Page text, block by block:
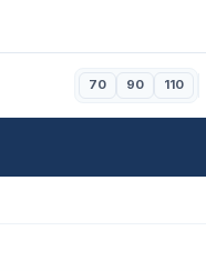
70 90 110